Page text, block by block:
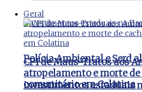
Polícia Ambiental e Serd
investimentos estaduais
Geral
CPI de Maus-Tratos aos
atropelamento e morte
comunitário em Colatina